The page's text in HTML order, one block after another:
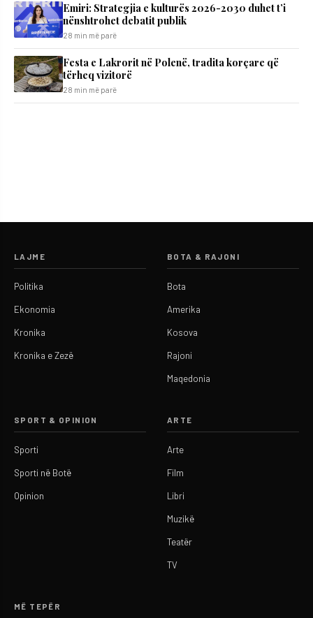
Emiri: Strategjia e kulturës 2026-2030 duhet t’i
nënshtrohet debatit publik
28 min më parë
Festa e Lakrorit në Polenë, tradita korçare që
tërheq vizitorë
28 min më parë
LAJME
Politika
Ekonomia
Kronika
Kronika e Zezë
BOTA & RAJONI
Bota
Amerika
Kosova
Rajoni
Maqedonia
SPORT & OPINION
Sporti
Sporti në Botë
Opinion
ARTE
Arte
Film
Libri
Muzikë
Teatër
TV
MË TEPËR